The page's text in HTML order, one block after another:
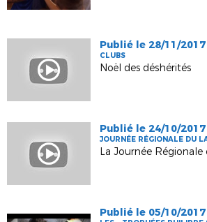
Publié le 28/11/2017
CLUBS
Noël des déshérités
Publié le 24/10/2017
JOURNÉE RÉGIONALE DU
JEUNES
Publié le 05/10/2017